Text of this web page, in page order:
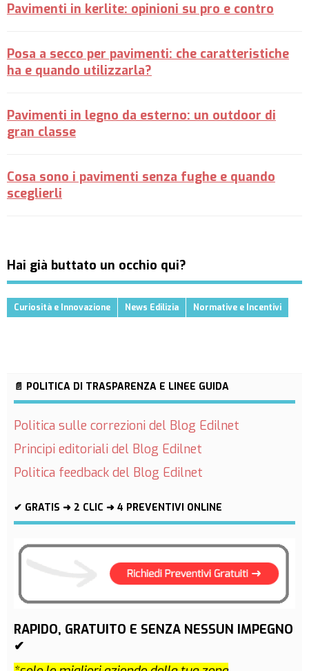
Pavimenti in kerlite: opinioni su pro e contro
Posa a secco per pavimenti: che caratteristiche
ha e quando utilizzarla?
Pavimenti in legno da esterno: un outdoor di
gran classe
Cosa sono i pavimenti senza fughe e quando
sceglierli
Hai già buttato un occhio qui?
Curiosità e Innovazione News Edilizia Normative e Incentivi
📄 POLITICA DI TRASPARENZA E LINEE GUIDA
Politica sulle correzioni del Blog Edilnet
Principi editoriali del Blog Edilnet
Politica feedback del Blog Edilnet
✔ GRATIS ➜ 2 CLIC ➜ 4 PREVENTIVI ONLINE
RAPIDO, GRATUITO E SENZA NESSUN IMPEGNO
✔